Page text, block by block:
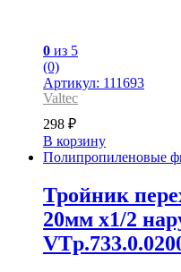
0 из 5
(0)
Артикул: 111693
Valtec
298 ₽
В корзину
Полипропиленовые
Тройник
20мм х1/2